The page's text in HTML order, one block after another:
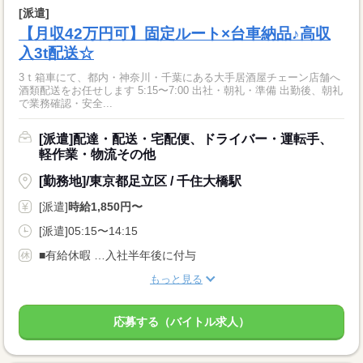
[派遣]
【月収42万円可】固定ルート×台車納品♪高収
入3t配送☆
3ｔ箱車にて、都内・神奈川・千葉にある大手居酒屋チェーン店舗へ
酒類配送をお任せします 5:15〜7:00 出社・朝礼・準備 出勤後、朝礼
で業務確認・安全...
[派遣]配達・配送・宅配便、ドライバー・運転手、
軽作業・物流その他
[勤務地]/東京都足立区 / 千住大橋駅
[派遣]時給1,850円〜
[派遣]05:15〜14:15
■有給休暇 …入社半年後に付与
もっと見る
応募する（バイトル求人）